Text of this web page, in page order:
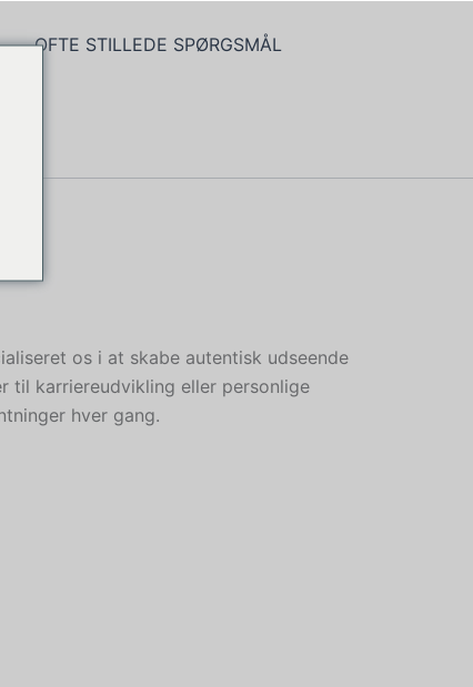
OFTE STILLEDE SPØRGSMÅL
os i at skabe autentisk udseende
til karriereudvikling eller personlige
hver gang.